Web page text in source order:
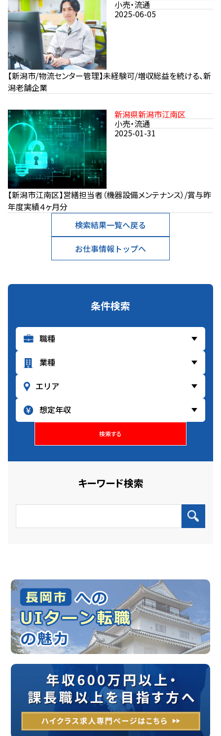
条件検索
検索する
キーワード検索
小売・流通
2025-06-05
【新潟市/物流センター管理】未経験可/増収総益を続ける、新
潟老舗企業
新潟県新潟市江南区
小売・流通
2025-01-31
【新潟市江南区】営繕担当者（機器設備メンテナンス）/賞与昨
年度実績４ヶ月分
検索結果一覧へ戻る
お仕事情報トップへ